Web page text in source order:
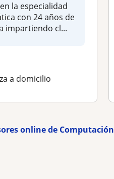
la especialidad
con 24 años de
impartiendo cl...
a domicilio
online de Computación